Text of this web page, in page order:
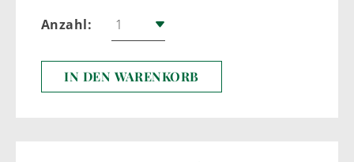
Anzahl:
IN DEN WARENKORB